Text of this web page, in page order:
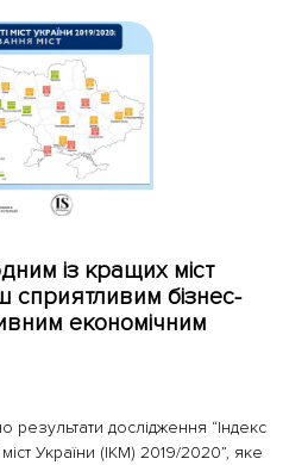
із кращих міст
сприятливим бізнес-
економічним
дослідження “Індекс
України (ІКМ) 2019/2020”, яке